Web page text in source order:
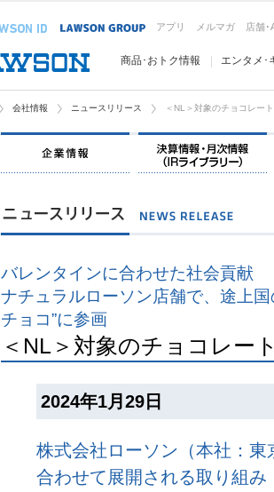
アプリ メルマガ 店舗･
商品･おトク情報 エンタメ･
会社情報 ニュースリリース ＜NL＞対象のチョコレー
企業情報
バレンタインに合わせた社会貢献
ナチュラルローソン店舗で、途上
チョコ”に参画
＜NL＞対象のチョコレー
2024年1月29日
株式会社ローソン（本社：
合わせて展開される取り組